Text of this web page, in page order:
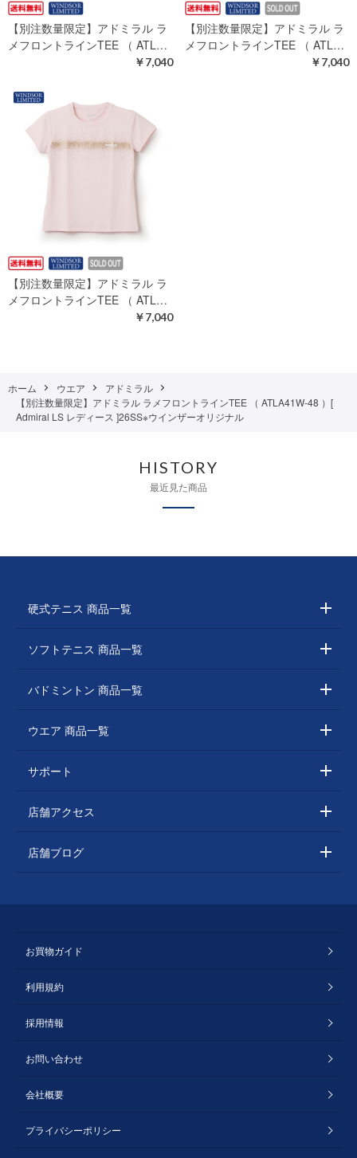
【別注数量限定】アドミラル ラ
メフロントラインTEE （ ATL…
￥7,040
【別注数量限定】アドミラル ラ
メフロントラインTEE （ ATL…
￥7,040
【別注数量限定】アドミラル ラ
メフロントラインTEE （ ATL…
￥7,040
ホーム ウエア
アドミラル
【別注数量限定】アドミラル ラメフロントラインTEE （ ATLA41W-48 ）[
Admiral LS レディース ]26SS※ウインザーオリジナル
HISTORY
最近見た商品
硬式テニス 商品一覧
ソフトテニス 商品一覧
バドミントン 商品一覧
ウエア 商品一覧
サポート
店舗アクセス
店舗ブログ
お買物ガイド
利用規約
採用情報
お問い合わせ
会社概要
プライバシーポリシー